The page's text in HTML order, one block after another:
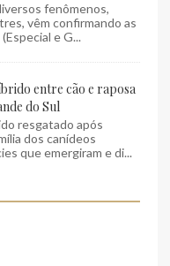
fenômenos,
vêm confirmando as
e G...
entre cão e raposa
do Sul
resgatado após
dos canídeos
que emergiram e di...